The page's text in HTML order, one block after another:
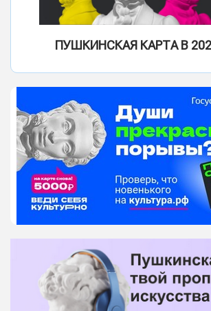
ПУШКИНСКАЯ КАРТА В